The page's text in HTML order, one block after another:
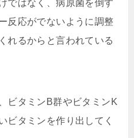
ではなく、病原菌を倒す
反応がでないように調整
れるからと言われている
ビタミンB群やビタミンK
ビタミンを作り出してく